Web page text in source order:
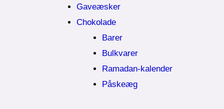
Gaveæsker
Chokolade
Barer
Bulkvarer
Ramadan-kalender
Påskeæg